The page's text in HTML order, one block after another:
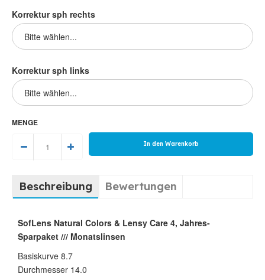
Korrektur sph rechts
Korrektur sph links
MENGE
Beschreibung Bewertungen
SofLens Natural Colors & Lensy Care 4, Jahres-
Sparpaket /// Monatslinsen
Basiskurve 8.7
Durchmesser 14.0